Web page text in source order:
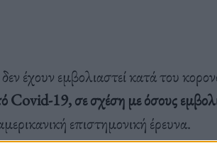
έχουν εμβολιαστεί κατά του
Covid-19, σε σχέση με όσους
επιστημονική έρευνα.